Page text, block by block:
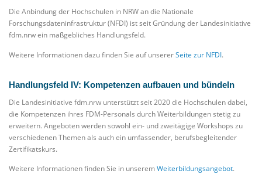
Die Anbindung der Hochschulen in NRW an die Nationale
Forschungsdateninfrastruktur (NFDI) ist seit Gründung der Landesinitiative
fdm.nrw ein maßgebliches Handlungsfeld.
Weitere Informationen dazu finden Sie auf unsererSeite zur NFDI.
Handlungsfeld IV: Kompetenzen aufbauen und bündeln
Die Landesinitiative fdm.nrw unterstützt seit 2020 die Hochschulen dabei,
die Kompetenzen ihres FDM-Personals durch Weiterbildungen stetig zu
erweitern. Angeboten werden sowohl ein- und zweitägige Workshops zu
verschiedenen Themen als auch ein umfassender, berufsbegleitender
Zertifikatskurs.
Weitere Informationen finden Sie in unseremWeiterbildungsangebot.